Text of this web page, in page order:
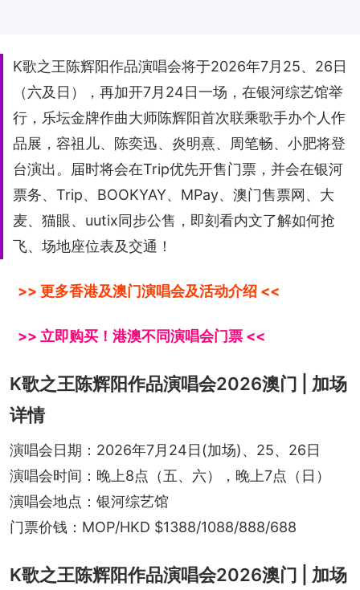
K歌之王陈辉阳作品演唱会将于2026年7月25、26日
（六及日），再加开7月24日一场，在银河综艺馆举
行，乐坛金牌作曲大师陈辉阳首次联乘歌手办个人作
品展，容祖儿、陈奕迅、炎明熹、周笔畅、小肥将登
台演出。届时将会在Trip优先开售门票，并会在银河
票务、Trip、BOOKYAY、MPay、澳门售票网、大
麦、猫眼、uutix同步公售，即刻看内文了解如何抢
飞、场地座位表及交通！
>> 更多香港及澳门演唱会及活动介绍 <<
>> 立即购买！港澳不同演唱会门票 <<
K歌之王陈辉阳作品演唱会2026澳门 | 加场
详情
演唱会日期：2026年7月24日(加场)、25、26日
演唱会时间：晚上8点（五、六），晚上7点（日）
演唱会地点：银河综艺馆
门票价钱：MOP/HKD $1388/1088/888/688
K歌之王陈辉阳作品演唱会2026澳门 | 加场